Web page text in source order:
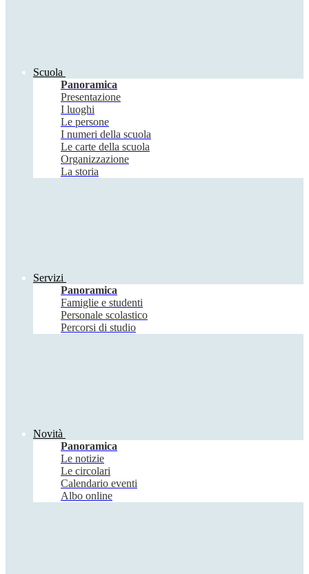
Scuola
Panoramica
Presentazione
I luoghi
Le persone
I numeri della scuola
Le carte della scuola
Organizzazione
La storia
Servizi
Panoramica
Famiglie e studenti
Personale scolastico
Percorsi di studio
Novità
Panoramica
Le notizie
Le circolari
Calendario eventi
Albo online